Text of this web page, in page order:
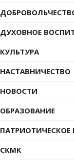
ДУХОВНОЕ
КУЛЬТУРА
НАСТАВНИЧЕСТВО
НОВОСТИ
ОБРАЗОВАНИЕ
ПАТРИОТИЧЕСКОЕ
СКМК